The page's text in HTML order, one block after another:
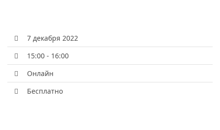
7 декабря 2022
15:00 - 16:00
Онлайн
Бесплатно